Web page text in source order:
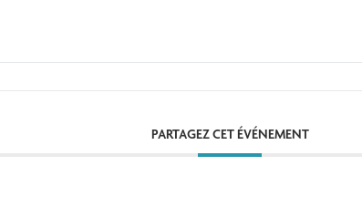
PARTAGEZ CET ÉVÉNEMENT